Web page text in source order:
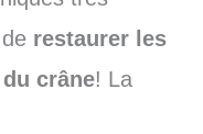
restaurer les
crâne! La